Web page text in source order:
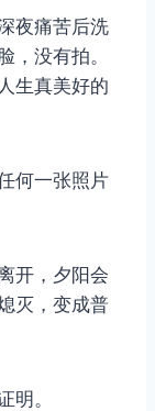
夜痛苦后洗
，没有拍。
生真美好的
何一张照片
开，夕阳会
灭，变成普
明。